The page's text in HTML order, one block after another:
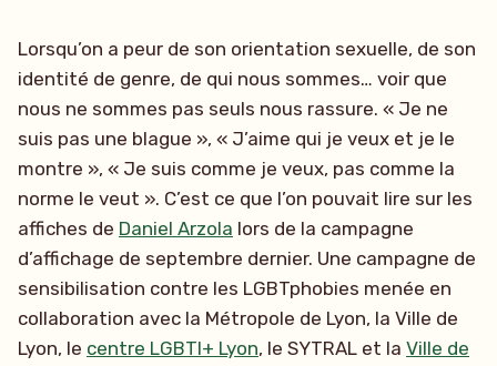
Lorsqu’on a peur de son orientation sexuelle, de son
identité de genre, de qui nous sommes… voir que
nous ne sommes pas seuls nous rassure. « Je ne
suis pas une blague », « J’aime qui je veux et je le
montre », « Je suis comme je veux, pas comme la
norme le veut ». C’est ce que l’on pouvait lire sur les
affiches de Daniel Arzola lors de la campagne
d’affichage de septembre dernier. Une campagne de
sensibilisation contre les LGBTphobies menée en
collaboration avec la Métropole de Lyon, la Ville de
Lyon, le centre LGBTI+ Lyon, le SYTRAL et la Ville de